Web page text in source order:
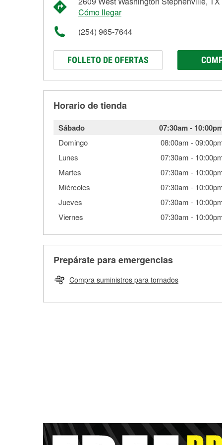
Cómo llegar
(254) 965-7644
FOLLETO DE OFERTAS
Horario de tienda
Sábado 07:30am-
Domingo 08:00am -
Lunes
07:30am -
Martes
07:30am -
Miércoles
07:30am -
Jueves
07:30am -
Viernes
07:30am -
Prepárate para emergencias
Compra suministros para tornados